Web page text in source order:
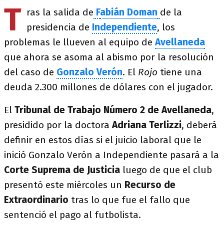
T ras la salida de Fabián Doman de la
presidencia de Independiente, los
problemas le llueven al equipo deAvellaneda
que ahora se asoma al abismo por la resolución
del caso de Gonzalo Verón. El Rojo tiene una
deuda 2.300 millones de dólares con el jugador.
El Tribunal de Trabajo Número 2 de Avellaneda,
presidido por la doctoraAdriana Terlizzi, deberá
definir en estos días si el juicio laboral que le
inició Gonzalo Verón a Independiente pasará a la
Corte Suprema de Justicia luego de que el club
presentó este miércoles un Recurso de
Extraordinario tras lo que fue el fallo que
sentenció el pago al futbolista.